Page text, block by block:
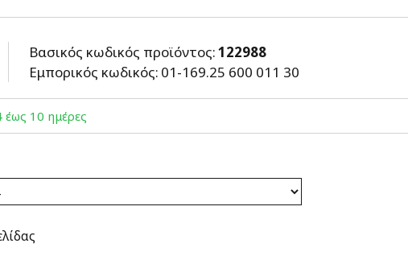
Βασικός κωδικός προϊόντος:122988
Εμπορικός κωδικός: 01-169.25 600 011 30
10 ημέρες